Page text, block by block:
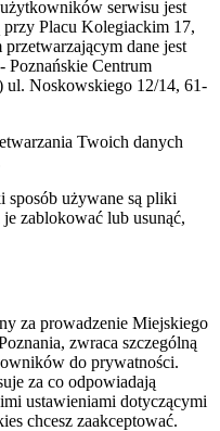
serwisu jest
przy Placu Kolegiackim 17,
dane jest
Centrum
ul. Noskowskiego 12/14, 61-
Twoich danych
sposób używane są pliki
zablokować lub usunąć,
za prowadzenie Miejskiego
zwraca szczególną
do prywatności.
za co odpowiadają
ustawieniami dotyczącymi
chcesz zaakceptować.